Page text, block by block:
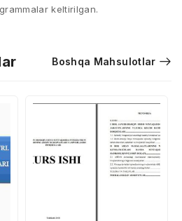
keltirilgan.
Boshqa Mahsulotlar